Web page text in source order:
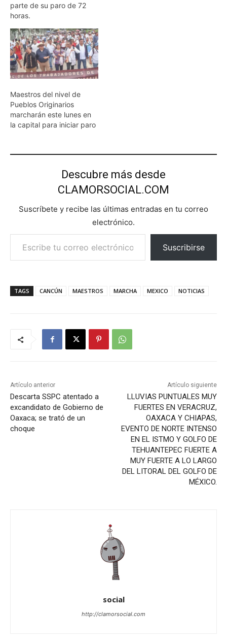
parte de su paro de 72
horas.
Maestros del nivel de
Pueblos Originarios
marcharán este lunes en
la capital para iniciar paro
Descubre más desde
CLAMORSOCIAL.COM
Suscríbete y recibe las últimas entradas en tu correo
electrónico.
Escribe tu correo electrónico…
Suscribirse
TAGS CANCÚN MAESTROS MARCHA MEXICO NOTICIAS
Artículo anterior
Descarta SSPC atentado a
excandidato de Gobierno de
Oaxaca; se trató de un
choque
Artículo siguiente
LLUVIAS PUNTUALES MUY
FUERTES EN VERACRUZ,
OAXACA Y CHIAPAS,
EVENTO DE NORTE INTENSO
EN EL ISTMO Y GOLFO DE
TEHUANTEPEC FUERTE A
MUY FUERTE A LO LARGO
DEL LITORAL DEL GOLFO DE
MÉXICO.
social
http://clamorsocial.com